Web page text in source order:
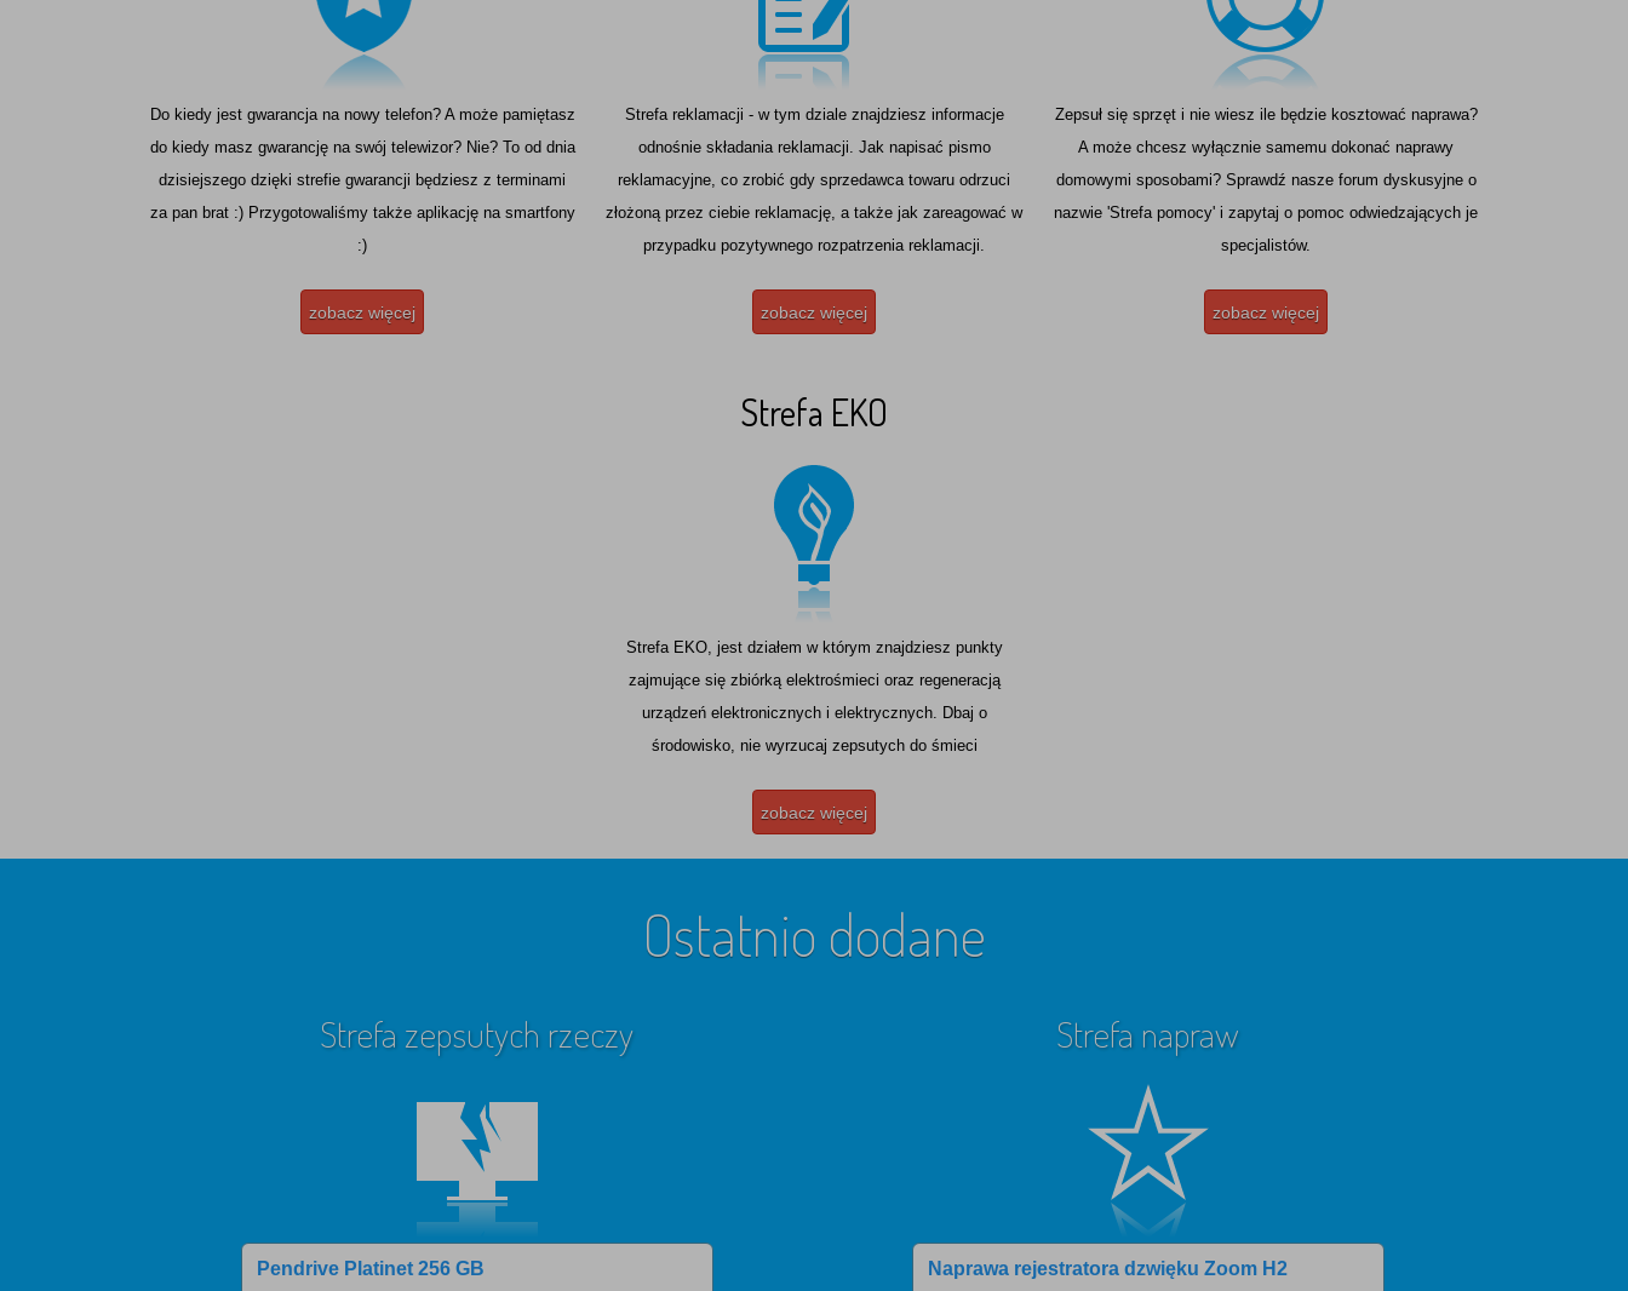
Do kiedy jest gwarancja na nowy telefon? A może pamiętasz
do kiedy masz gwarancję na swój telewizor? Nie? To od dnia
dzisiejszego dzięki strefie gwarancji będziesz z terminami
za pan brat :) Przygotowaliśmy także aplikację na smartfony
:)
zobacz więcej
Strefa reklamacji - w tym dziale znajdziesz informacje
odnośnie składania reklamacji. Jak napisać pismo
reklamacyjne, co zrobić gdy sprzedawca towaru odrzuci
złożoną przez ciebie reklamację, a także jak zareagować w
przypadku pozytywnego rozpatrzenia reklamacji.
zobacz więcej
Zepsuł się sprzęt i nie wiesz ile będzie kosztować naprawa?
A może chcesz wyłącznie samemu dokonać naprawy
domowymi sposobami? Sprawdź nasze forum dyskusyjne o
nazwie 'Strefa pomocy' i zapytaj o pomoc odwiedzających je
specjalistów.
zobacz więcej
Strefa EKO
Strefa EKO, jest działem w którym znajdziesz punkty
zajmujące się zbiórką elektrośmieci oraz regeneracją
urządzeń elektronicznych i elektrycznych. Dbaj o
środowisko, nie wyrzucaj zepsutych do śmieci
zobacz więcej
Ostatnio dodane
Strefa zepsutych rzeczy
Pendrive Platinet 256 GB
Strefa napraw
Naprawa rejestratora dzwięku Zoom H2